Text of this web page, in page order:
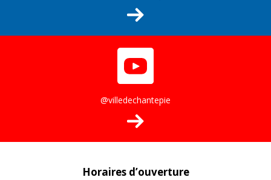
@villedechantepie
Horaires d’ouverture